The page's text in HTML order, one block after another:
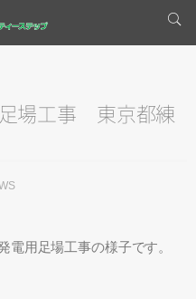
場工事 東京都練
電用足場工事の様子です。